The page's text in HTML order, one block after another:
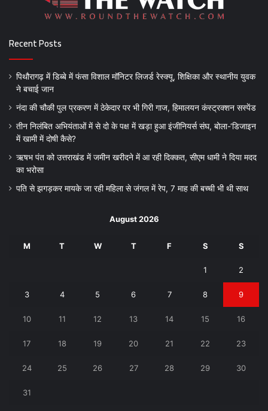
Recent Posts
पिथौरागढ़ में डिब्बे में फंसा विशाल मॉनिटर लिजर्ड रेस्क्यू, शिक्षिका और स्थानीय युवक
ने बचाई जान
नंदा की चौकी पुल प्रकरण में ठेकेदार पर भी गिरी गाज, हिमालयन कंस्ट्रक्शन सस्पेंड
तीन निलंबित अभियंताओं में से दो के पक्ष में खड़ा हुआ इंजीनियर्स संघ, बोला-‘डिजाइन
में खामी में दोषी कैसे?
ऋषभ पंत को उत्तराखंड में जमीन खरीदने में आ रही दिक्कत, सीएम धामी ने दिया मदद
का भरोसा
पति से झगड़कर मायके जा रही महिला से जंगल में रेप, 7 माह की बच्ची भी थी साथ
August 2026
M T W T F S S
1 2
3 4 5 6 7 8 9
10 11 12 13 14 15 16
17 18 19 20 21 22 23
24 25 26 27 28 29 30
31